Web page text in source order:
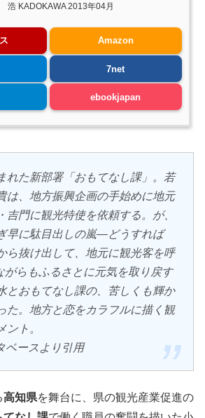
浩 KADOKAWA 2013年04月
Amazon
7net
ebookjapan
れた新部署「おもてなし課」。若
は、地方振興企画の手始めに地元
門に観光特使を依頼する。が、
早に駄目出しの嵐―どうすれば
ら抜け出して、地元に観光客を呼
がらもふるさとに元気を取り戻す
とおもてなし課の、苦しくも輝か
た。地方と恋をカラフルに描く観
ト。
ベースより引用
高知県を舞台に、県の観光産業促進の